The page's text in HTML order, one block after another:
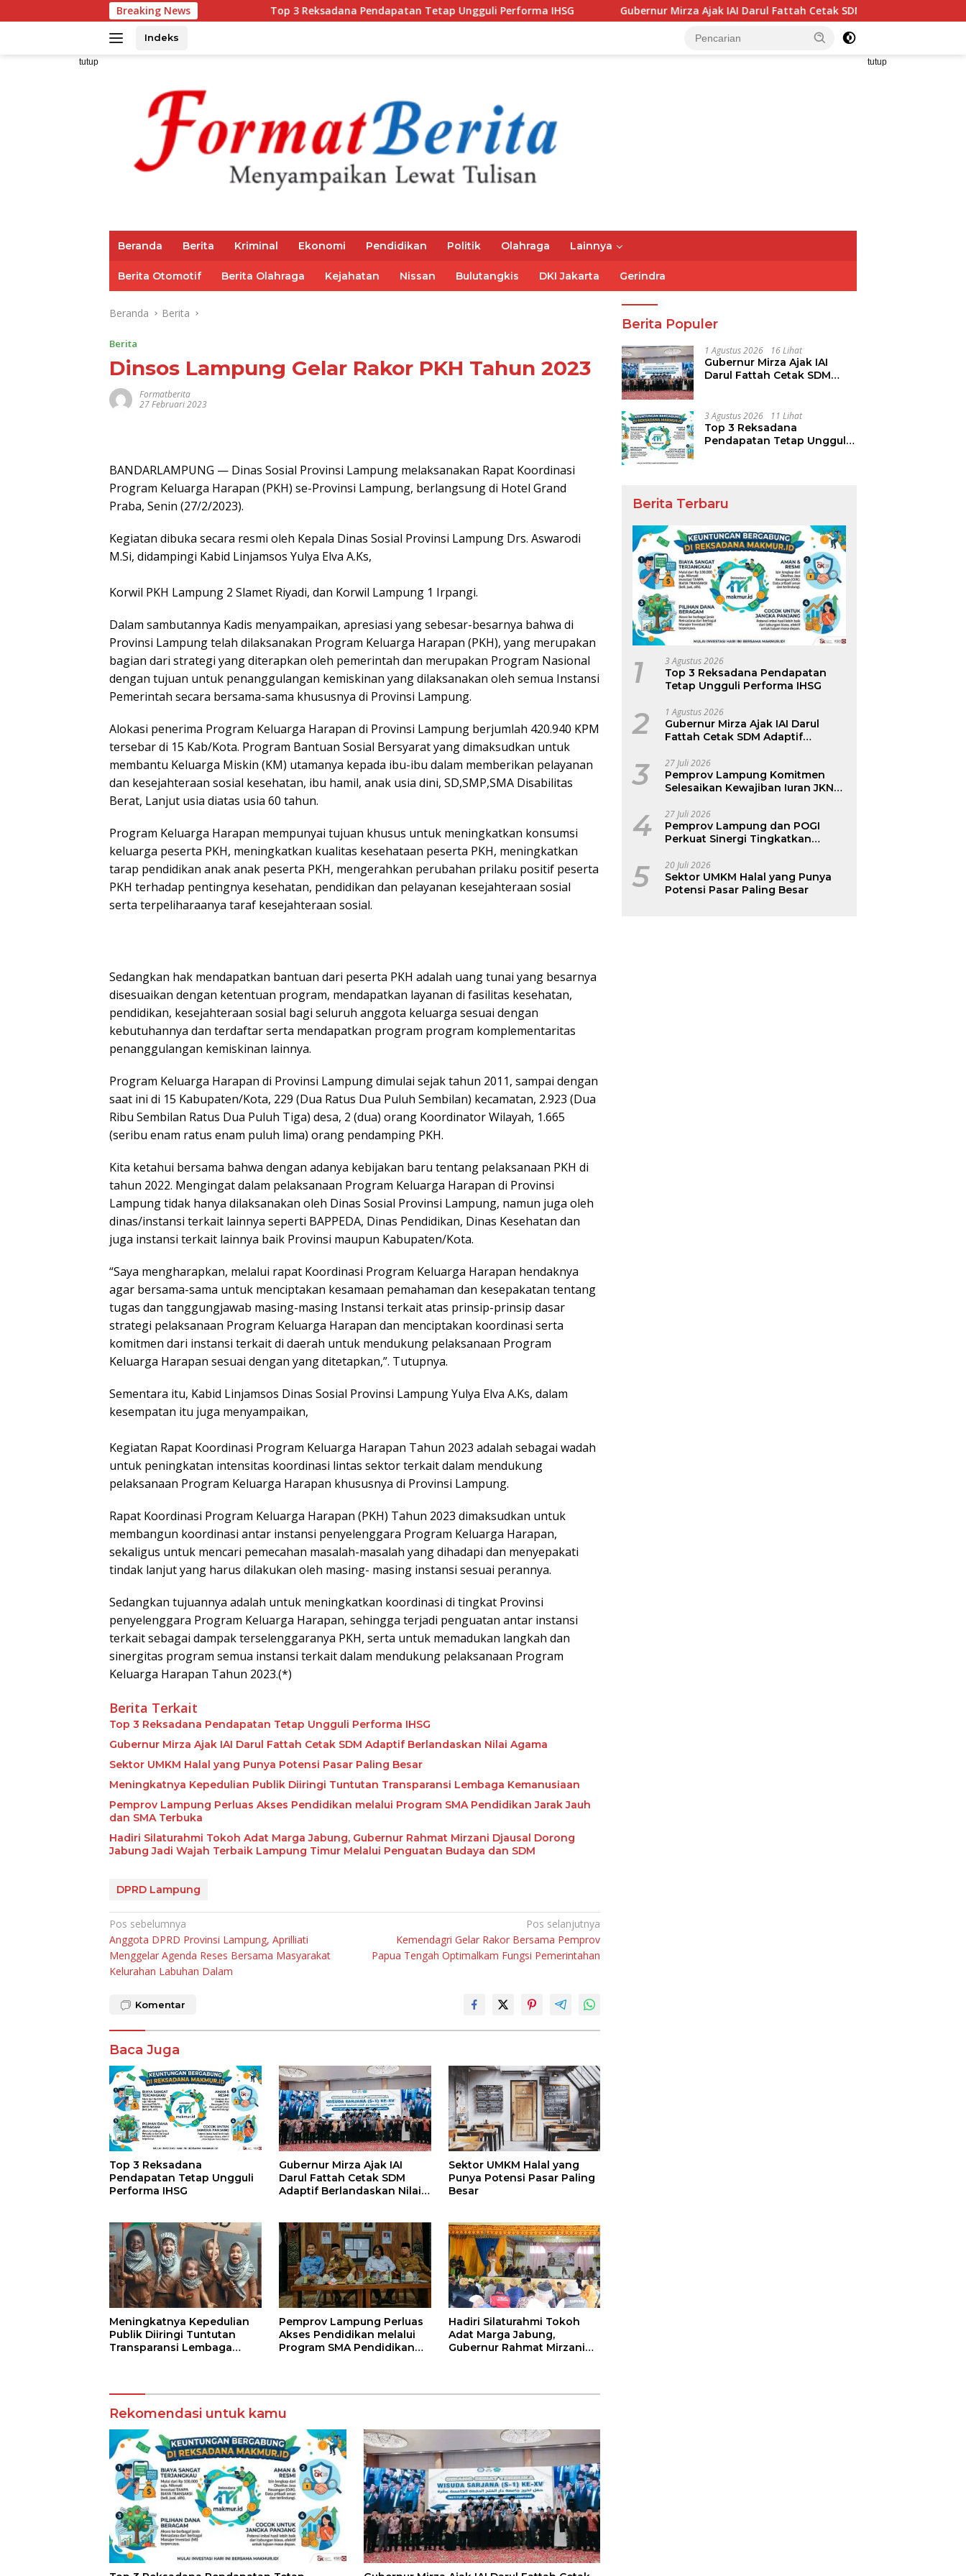
ke
Breaking NewsTop 3 Reksadana Pendapatan Tetap Ungguli Performa IHSG Gubernur Mirza Ajak IAI Darul Fattah Cetak SDM Adaptif Berlandaskan Nilai Agama
Indeks
tutup tutup
Beranda Berita Kriminal Ekonomi Pendidikan Politik Olahraga Lainnya
Berita Otomotif Berita Olahraga Kejahatan Nissan Bulutangkis DKI Jakarta Gerindra
Beranda Berita
Berita
Dinsos Lampung Gelar Rakor PKH Tahun 2023
Formatberita
27 Februari 2023
BANDARLAMPUNG — Dinas Sosial Provinsi Lampung melaksanakan Rapat Koordinasi
Program Keluarga Harapan (PKH) se-Provinsi Lampung, berlangsung di Hotel Grand
Praba, Senin (27/2/2023).
Kegiatan dibuka secara resmi oleh Kepala Dinas Sosial Provinsi Lampung Drs. Aswarodi
M.Si, didampingi Kabid Linjamsos Yulya Elva A.Ks,
Korwil PKH Lampung 2 Slamet Riyadi, dan Korwil Lampung 1 Irpangi.
Dalam sambutannya Kadis menyampaikan, apresiasi yang sebesar-besarnya bahwa di
Provinsi Lampung telah dilaksanakan Program Keluarga Harapan (PKH), yang merupakan
bagian dari strategi yang diterapkan oleh pemerintah dan merupakan Program Nasional
dengan tujuan untuk penanggulangan kemiskinan yang dilaksanakan oleh semua Instansi
Pemerintah secara bersama-sama khususnya di Provinsi Lampung.
Alokasi penerima Program Keluarga Harapan di Provinsi Lampung berjumlah 420.940 KPM
tersebar di 15 Kab/Kota. Program Bantuan Sosial Bersyarat yang dimaksudkan untuk
membantu Keluarga Miskin (KM) utamanya kepada ibu-ibu dalam memberikan pelayanan
dan kesejahteraan sosial kesehatan, ibu hamil, anak usia dini, SD,SMP,SMA Disabilitas
Berat, Lanjut usia diatas usia 60 tahun.
Program Keluarga Harapan mempunyai tujuan khusus untuk meningkatkan konsumsi
keluarga peserta PKH, meningkatkan kualitas kesehataan peserta PKH, meningkatkan
tarap pendidikan anak anak peserta PKH, mengerahkan perubahan prilaku positif peserta
PKH terhadap pentingnya kesehatan, pendidikan dan pelayanan kesejahteraan sosial
serta terpeliharaanya taraf kesejahteraan sosial.
Sedangkan hak mendapatkan bantuan dari peserta PKH adalah uang tunai yang besarnya
disesuaikan dengan ketentuan program, mendapatkan layanan di fasilitas kesehatan,
pendidikan, kesejahteraan sosial bagi seluruh anggota keluarga sesuai dengan
kebutuhannya dan terdaftar serta mendapatkan program program komplementaritas
penanggulangan kemiskinan lainnya.
Program Keluarga Harapan di Provinsi Lampung dimulai sejak tahun 2011, sampai dengan
saat ini di 15 Kabupaten/Kota, 229 (Dua Ratus Dua Puluh Sembilan) kecamatan, 2.923 (Dua
Ribu Sembilan Ratus Dua Puluh Tiga) desa, 2 (dua) orang Koordinator Wilayah, 1.665
(seribu enam ratus enam puluh lima) orang pendamping PKH.
Kita ketahui bersama bahwa dengan adanya kebijakan baru tentang pelaksanaan PKH di
tahun 2022. Mengingat dalam pelaksanaan Program Keluarga Harapan di Provinsi
Lampung tidak hanya dilaksanakan oleh Dinas Sosial Provinsi Lampung, namun juga oleh
dinas/instansi terkait lainnya seperti BAPPEDA, Dinas Pendidikan, Dinas Kesehatan dan
juga instansi terkait lainnya baik Provinsi maupun Kabupaten/Kota.
“Saya mengharapkan, melalui rapat Koordinasi Program Keluarga Harapan hendaknya
agar bersama-sama untuk menciptakan kesamaan pemahaman dan kesepakatan tentang
tugas dan tanggungjawab masing-masing Instansi terkait atas prinsip-prinsip dasar
strategi pelaksanaan Program Keluarga Harapan dan menciptakan koordinasi serta
komitmen dari instansi terkait di daerah untuk mendukung pelaksanaan Program
Keluarga Harapan sesuai dengan yang ditetapkan,”. Tutupnya.
Sementara itu, Kabid Linjamsos Dinas Sosial Provinsi Lampung Yulya Elva A.Ks, dalam
kesempatan itu juga menyampaikan,
Kegiatan Rapat Koordinasi Program Keluarga Harapan Tahun 2023 adalah sebagai wadah
untuk peningkatan intensitas koordinasi lintas sektor terkait dalam mendukung
pelaksanaan Program Keluarga Harapan khususnya di Provinsi Lampung.
Rapat Koordinasi Program Keluarga Harapan (PKH) Tahun 2023 dimaksudkan untuk
membangun koordinasi antar instansi penyelenggara Program Keluarga Harapan,
sekaligus untuk mencari pemecahan masalah-masalah yang dihadapi dan menyepakati
tindak lanjut yang harus dilakukan oleh masing- masing instansi sesuai perannya.
Sedangkan tujuannya adalah untuk meningkatkan koordinasi di tingkat Provinsi
penyelenggara Program Keluarga Harapan, sehingga terjadi penguatan antar instansi
terkait sebagai dampak terselenggaranya PKH, serta untuk memadukan langkah dan
sinergitas program semua instansi terkait dalam mendukung pelaksanaan Program
Keluarga Harapan Tahun 2023.(*)
Berita Terkait
Top 3 Reksadana Pendapatan Tetap Ungguli Performa IHSG
Gubernur Mirza Ajak IAI Darul Fattah Cetak SDM Adaptif Berlandaskan Nilai Agama
Sektor UMKM Halal yang Punya Potensi Pasar Paling Besar
Meningkatnya Kepedulian Publik Diiringi Tuntutan Transparansi Lembaga Kemanusiaan
Pemprov Lampung Perluas Akses Pendidikan melalui Program SMA Pendidikan Jarak Jauh
dan SMA Terbuka
Hadiri Silaturahmi Tokoh Adat Marga Jabung, Gubernur Rahmat Mirzani Djausal Dorong
Jabung Jadi Wajah Terbaik Lampung Timur Melalui Penguatan Budaya dan SDM
DPRD Lampung
Navigasi
pos
Pos sebelumnya
Anggota DPRD Provinsi Lampung, Aprilliati
Menggelar Agenda Reses Bersama Masyarakat
Kelurahan Labuhan Dalam
Pos selanjutnya
Kemendagri Gelar Rakor Bersama Pemprov
Papua Tengah Optimalkam Fungsi Pemerintahan
Komentar
Baca Juga
Top 3 Reksadana
Pendapatan Tetap Ungguli
Performa IHSG
Gubernur Mirza Ajak IAI
Darul Fattah Cetak SDM
Adaptif Berlandaskan Nilai
Sektor UMKM Halal yang
Punya Potensi Pasar Paling
Besar
Meningkatnya Kepedulian
Publik Diiringi Tuntutan
Transparansi Lembaga
Pemprov Lampung Perluas
Akses Pendidikan melalui
Program SMA Pendidikan
Hadiri Silaturahmi Tokoh
Adat Marga Jabung,
Gubernur Rahmat Mirzani
Budaya dan SDM
Rekomendasi untuk kamu
Berita Populer
1 Agustus 2026 16 Lihat
Gubernur Mirza Ajak IAI
Darul Fattah Cetak SDM
3 Agustus 2026 11 Lihat
Top 3 Reksadana
Pendapatan Tetap Ungguli
Berita Terbaru
1 3 Agustus 2026
Top 3 Reksadana Pendapatan
Tetap Ungguli Performa IHSG
2 1 Agustus 2026
Gubernur Mirza Ajak IAI Darul
Fattah Cetak SDM Adaptif
3 27 Juli 2026
Pemprov Lampung Komitmen
Selesaikan Kewajiban Iuran JKN
Kepesertaan BPJS Kesehatan
4 27 Juli 2026
Pemprov Lampung dan POGI
Perkuat Sinergi Tingkatkan
5 20 Juli 2026
Sektor UMKM Halal yang Punya
Potensi Pasar Paling Besar